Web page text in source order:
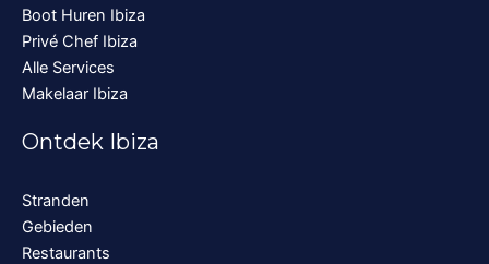
Boot Huren Ibiza
Privé Chef Ibiza
Alle Services
Makelaar Ibiza
Ontdek Ibiza
Stranden
Gebieden
Restaurants